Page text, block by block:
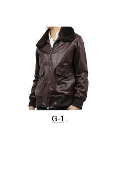
G-1